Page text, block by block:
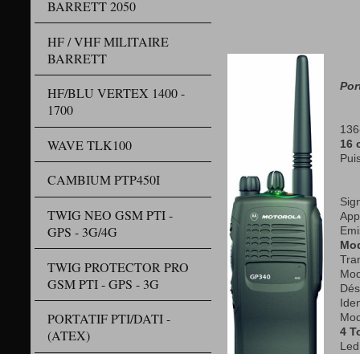
BARRETT 2050
HF / VHF MILITAIRE
BARRETT
HF/BLU VERTEX 1400 -
1700
WAVE TLK100
CAMBIUM PTP450I
TWIG NEO GSM PTI -
GPS - 3G/4G
TWIG PROTECTOR PRO
GSM PTI - GPS - 3G
PORTATIF PTI/DATI -
(ATEX)
16
4